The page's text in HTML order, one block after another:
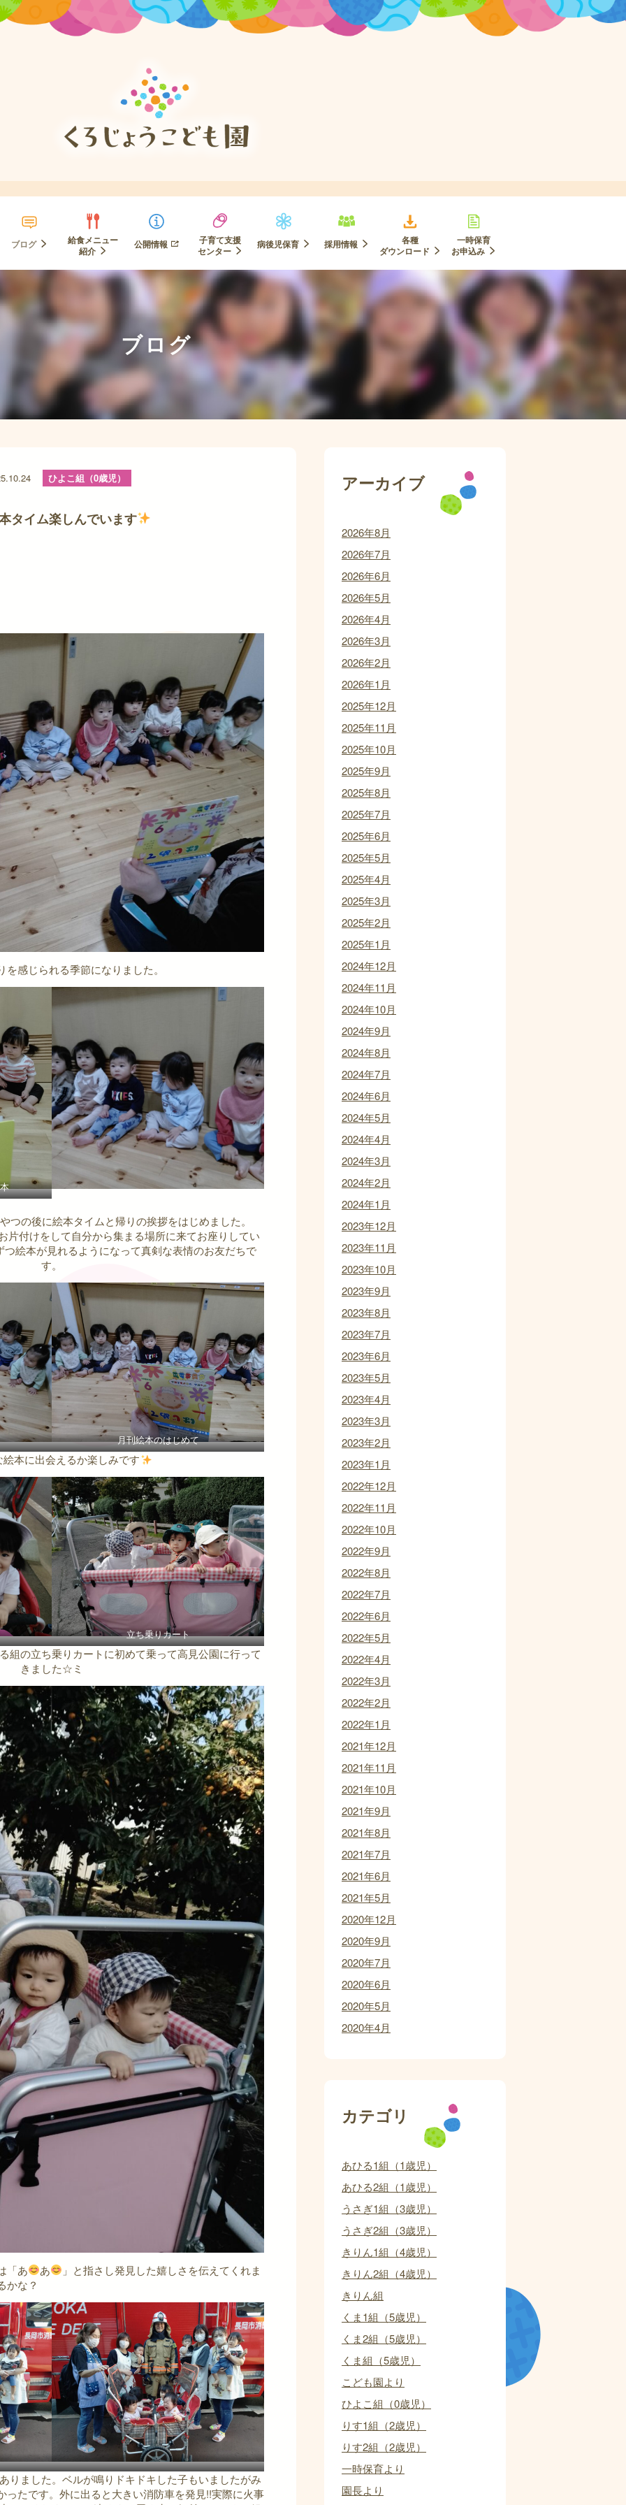
ブログ
給食メニュー
紹介
公開情報
子育て支援
センター
病後児保育 採用情報
各種
ダウンロード
一時保育
お申込み
ブログ
ひよこ組（0歳児）
タイム楽しんでいます
感じられる季節になりました。
つの後に絵本タイムと帰りの挨拶をはじめました。
付けをして自分から集まる場所に来てお座りしてい
絵本が見れるようになって真剣な表情のお友だちで
す。
月刊絵本のはじめて
本に出会えるか楽しみです
立ち乗りカート
組の立ち乗りカートに初めて乗って高見公園に行って
きました☆ミ
「あ あ
」と指さし発見した嬉しさを伝えてくれま
かな？
りました。ベルが鳴りドキドキした子もいましたがみ
ったです。外に出ると大きい消防車を発見!!実際に火事
アーカイブ
2026年8月
2026年7月
2026年6月
2026年5月
2026年4月
2026年3月
2026年2月
2026年1月
2025年12月
2025年11月
2025年10月
2025年9月
2025年8月
2025年7月
2025年6月
2025年5月
2025年4月
2025年3月
2025年2月
2025年1月
2024年12月
2024年11月
2024年10月
2024年9月
2024年8月
2024年7月
2024年6月
2024年5月
2024年4月
2024年3月
2024年2月
2024年1月
2023年12月
2023年11月
2023年10月
2023年9月
2023年8月
2023年7月
2023年6月
2023年5月
2023年4月
2023年3月
2023年2月
2023年1月
2022年12月
2022年11月
2022年10月
2022年9月
2022年8月
2022年7月
2022年6月
2022年5月
2022年4月
2022年3月
2022年2月
2022年1月
2021年12月
2021年11月
2021年10月
2021年9月
2021年8月
2021年7月
2021年6月
2021年5月
2020年12月
2020年9月
2020年7月
2020年6月
2020年5月
2020年4月
カテゴリ
あひる1組（1歳児）
あひる2組（1歳児）
うさぎ1組（3歳児）
うさぎ2組（3歳児）
きりん1組（4歳児）
きりん2組（4歳児）
きりん組
くま1組（5歳児）
くま2組（5歳児）
くま組（5歳児）
こども園より
ひよこ組（0歳児）
りす1組（2歳児）
りす2組（2歳児）
一時保育より
園長より